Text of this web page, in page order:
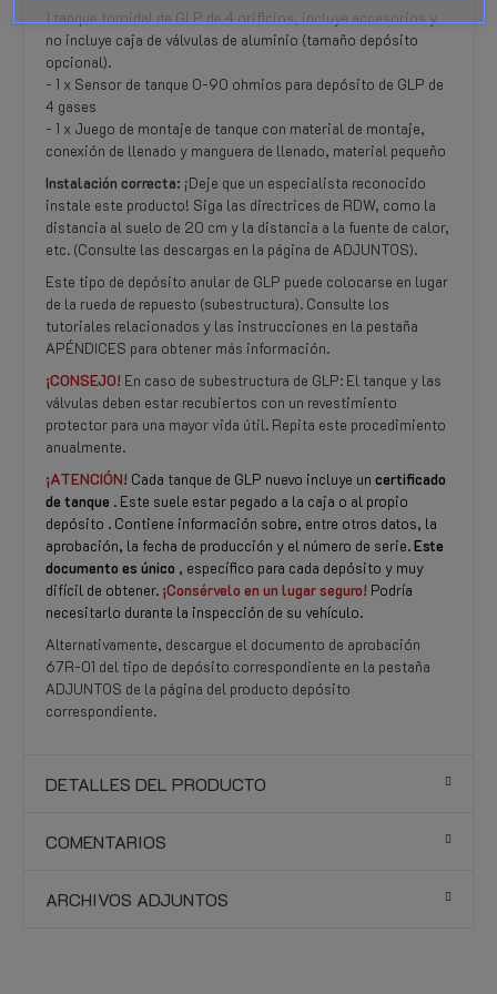
1 tanque toroidal de GLP de 4 orificios, incluye accesorios y
no incluye caja de válvulas de aluminio (tamaño depósito
opcional).
- 1 x Sensor de tanque 0-90 ohmios para depósito de GLP de
4 gases
- 1 x Juego de montaje de tanque con material de montaje,
conexión de llenado y manguera de llenado, material pequeño
Instalación correcta: ¡Deje que un especialista reconocido
instale este producto! Siga las directrices de RDW, como la
distancia al suelo de 20 cm y la distancia a la fuente de calor,
etc. (Consulte las descargas en la página de ADJUNTOS).
Este tipo de depósito anular de GLP puede colocarse en lugar
de la rueda de repuesto (subestructura). Consulte los
tutoriales relacionados y las instrucciones en la pestaña
APÉNDICES para obtener más información.
¡CONSEJO! En caso de subestructura de GLP: El tanque y las
válvulas deben estar recubiertos con un revestimiento
protector para una mayor vida útil. Repita este procedimiento
anualmente.
¡ATENCIÓN! Cada tanque de GLP nuevo incluye un certificado
de tanque . Este suele estar pegado a la caja o al propio
depósito . Contiene información sobre, entre otros datos, la
aprobación, la fecha de producción y el número de serie.Este
documento es único , específico para cada depósito y muy
difícil de obtener. ¡Consérvelo en un lugar seguro! Podría
necesitarlo durante la inspección de su vehículo.
Alternativamente, descargue el documento de aprobación
67R-01 del tipo de depósito correspondiente en la pestaña
ADJUNTOS de la página del producto depósito
correspondiente.
DETALLES DEL PRODUCTO
COMENTARIOS
ARCHIVOS ADJUNTOS